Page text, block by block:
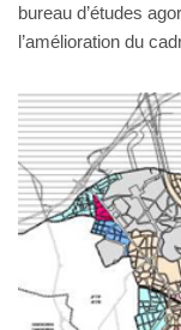
bureau d’études
l’amélioration du